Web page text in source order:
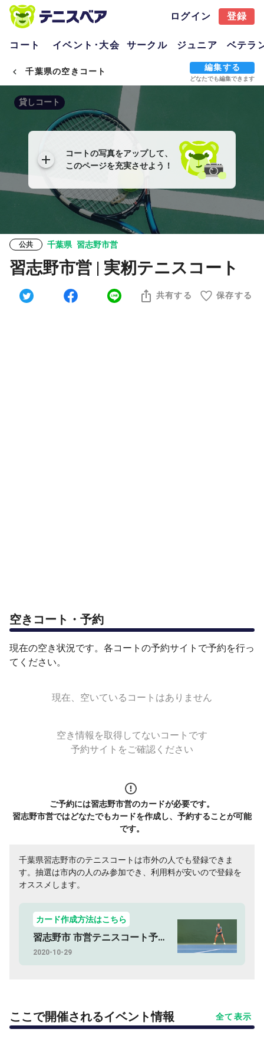
ログイン 登録
コート イベント･大会 サークル ジュニア ベテラ
千葉県の空きコート 編集する
どなたでも編集できます
コートの写真をアップして、
このページを充実させよう！
貸しコート
公共 千葉県 習志野市営
習志野市営 | 実籾テニスコート
共有する 保存する
空きコート・予約
現在の空き状況です。各コートの予約サイトで予約を行っ
てください。
現在、空いているコートはありません
空き情報を取得してないコートです
予約サイトをご確認ください
ご予約には習志野市営のカードが必要です。
習志野市営ではどなたでもカードを作成し、予約することが可能
です。
千葉県習志野市のテニスコートは市外の人でも登録できま
す。抽選は市内の人のみ参加でき、利用料が安いので登録を
オススメします。
カード作成方法はこちら
習志野市 市営テニスコート予約方法
2020-10-29
ここで開催されるイベント情報 全て表示